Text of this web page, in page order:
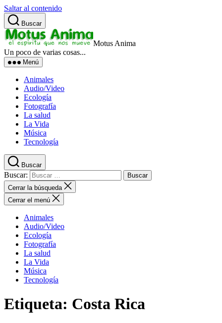
Saltar al contenido
Buscar
Motus Anima
Un poco de varias cosas...
Menú
Animales
Audio/Video
Ecología
Fotografía
La salud
La Vida
Música
Tecnología
Buscar
Buscar:
Cerrar la búsqueda
Cerrar el menú
Animales
Audio/Video
Ecología
Fotografía
La salud
La Vida
Música
Tecnología
Etiqueta: Costa Rica